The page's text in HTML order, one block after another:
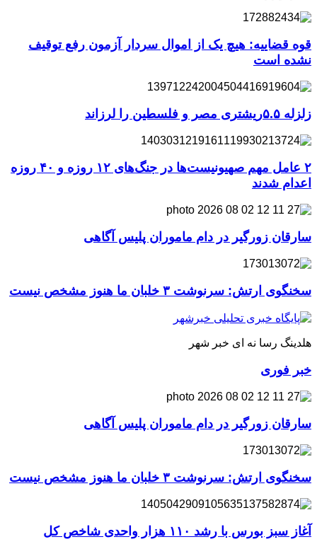
قوه قضاییه: هیچ یک از اموال سردار آزمون رفع توقیف
نشده است
زلزله ۵.۵ریشتری مصر و فلسطین را لرزاند
۲ عامل مهم صهیونیست‌ها در جنگ‌های ۱۲ روزه و ۴۰ روزه
اعدام شدند
سارقان زورگیر در دام ماموران پلیس آگاهی
سخنگوی ارتش: سرنوشت ۳ خلبان ما هنوز مشخص نیست
هلدینگ رسا نه ای خبر شهر
خبر فوری
سارقان زورگیر در دام ماموران پلیس آگاهی
سخنگوی ارتش: سرنوشت ۳ خلبان ما هنوز مشخص نیست
آغاز سبز بورس با رشد ۱۱۰ هزار واحدی شاخص کل